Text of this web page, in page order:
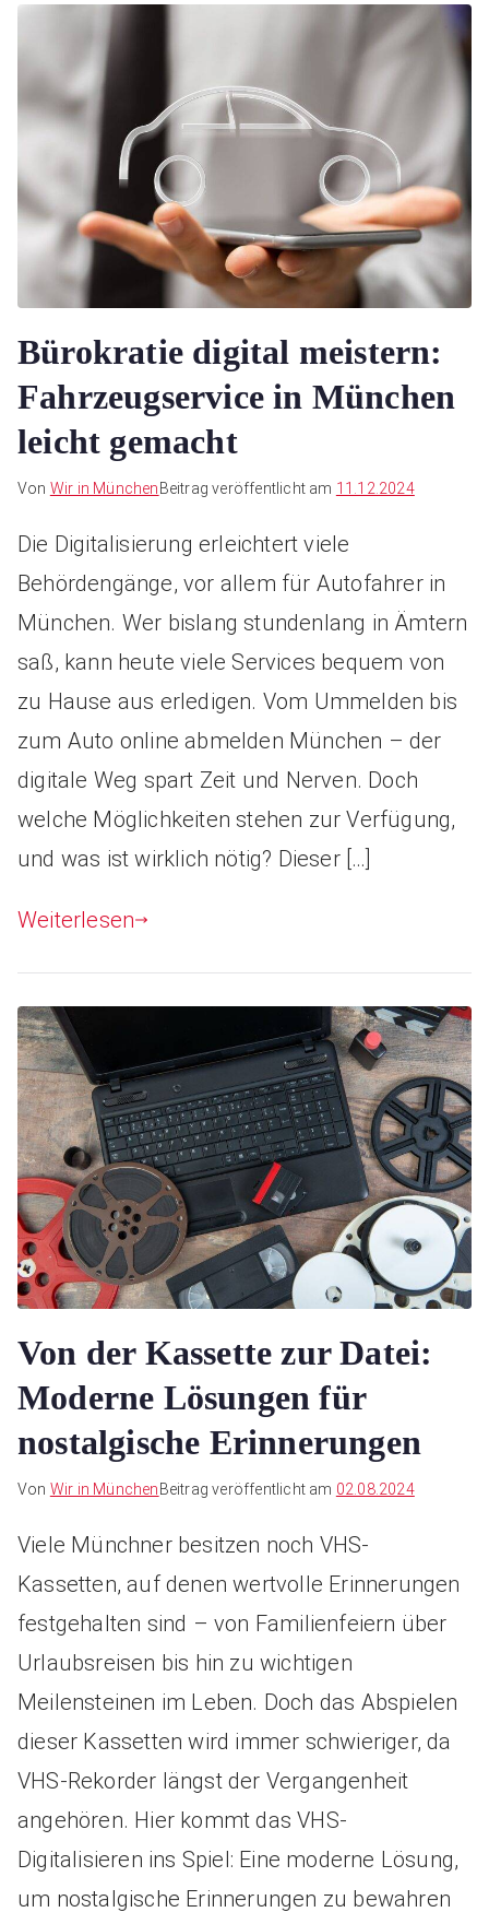
Bürokratie digital meistern:
Fahrzeugservice in München
leicht gemacht
Von Wir in München Beitrag veröffentlicht am 11.12.2024
Die Digitalisierung erleichtert viele
Behördengänge, vor allem für Autofahrer in
München. Wer bislang stundenlang in Ämtern
saß, kann heute viele Services bequem von
zu Hause aus erledigen. Vom Ummelden bis
zum Auto online abmelden München – der
digitale Weg spart Zeit und Nerven. Doch
welche Möglichkeiten stehen zur Verfügung,
und was ist wirklich nötig? Dieser […]
Weiterlesen
Von der Kassette zur Datei:
Moderne Lösungen für
nostalgische Erinnerungen
Von Wir in München Beitrag veröffentlicht am 02.08.2024
Viele Münchner besitzen noch VHS-
Kassetten, auf denen wertvolle Erinnerungen
festgehalten sind – von Familienfeiern über
Urlaubsreisen bis hin zu wichtigen
Meilensteinen im Leben. Doch das Abspielen
dieser Kassetten wird immer schwieriger, da
VHS-Rekorder längst der Vergangenheit
angehören. Hier kommt das VHS-
Digitalisieren ins Spiel: Eine moderne Lösung,
um nostalgische Erinnerungen zu bewahren